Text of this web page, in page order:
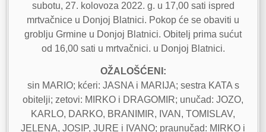
subotu, 27. kolovoza 2022. g. u 17,00 sati ispred
mrtvačnice u Donjoj Blatnici. Pokop će se obaviti u
groblju Grmine u Donjoj Blatnici. Obitelj prima sućut
od 16,00 sati u mrtvačnici. u Donjoj Blatnici.
OŽALOŠĆENI:
sin MARIO; kćeri: JASNA i MARIJA; sestra KATA s
obitelji; zetovi: MIRKO i DRAGOMIR; unučad: JOZO,
KARLO, DARKO, BRANIMIR, IVAN, TOMISLAV,
JELENA, JOSIP, JURE i IVANO; praunučad: MIRKO i